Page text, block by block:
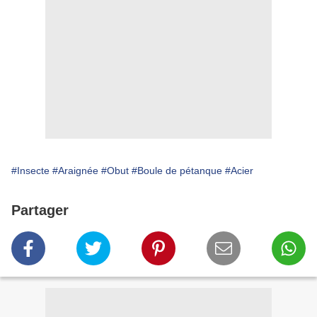
#Insecte #Araignée #Obut #Boule de pétanque #Acier
Partager